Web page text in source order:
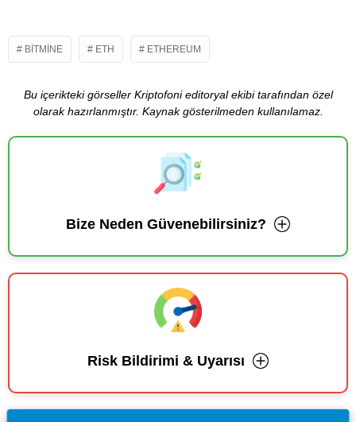
BITMINE ETH ETHEREUM
Bu içerikteki görseller Kriptofoni editoryal ekibi tarafından özel
olarak hazırlanmıştır. Kaynak gösterilmeden kullanılamaz.
Bize Neden Güvenebilirsiniz?
Risk Bildirimi & Uyarısı